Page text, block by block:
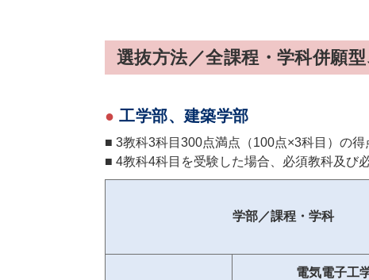
選抜方法／全課程・学科併願
● 工学部、建築学部
■ 3教科3科目300点満点（100点×3科目）の
■ 4教科4科目を受験した場合、必須教科及び
学部／課程・学科
電気電子工